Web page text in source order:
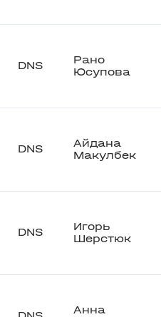
DNS
Рано
Юсупова
DNS
Айдана
Макулбек
DNS
Игорь
Шерстюк
Анна